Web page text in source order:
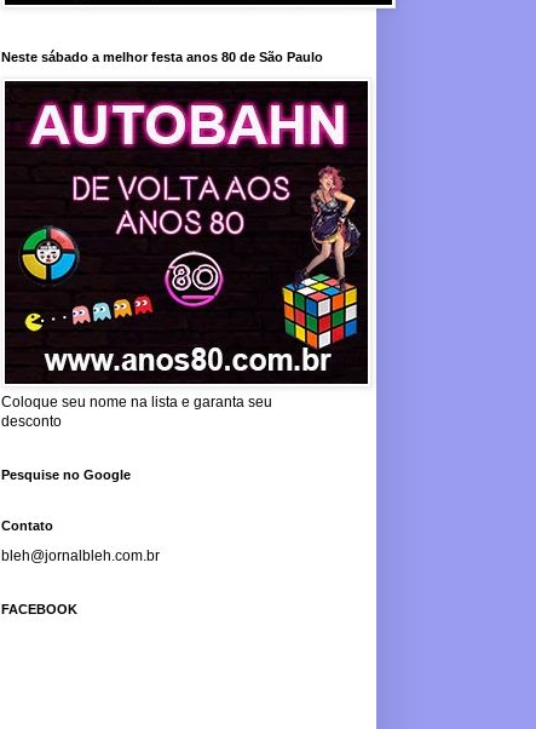
Neste sábado a melhor festa anos 80 de São Paulo
Coloque seu nome na lista e garanta seu
desconto
Pesquise no Google
Contato
bleh@jornalbleh.com.br
FACEBOOK